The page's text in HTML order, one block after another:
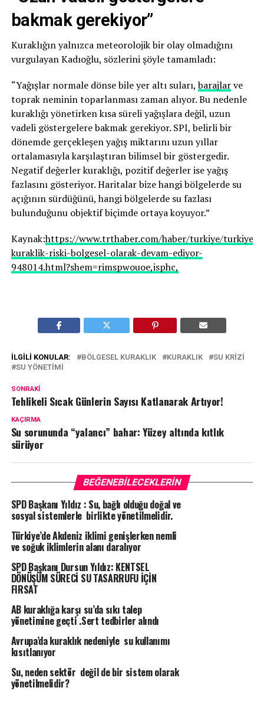
bakmak gerekiyor”
Kuraklığın yalnızca meteorolojik bir olay olmadığını
vurgulayan Kadıoğlu, sözlerini şöyle tamamladı:
“Yağışlar normale dönse bile yer altı suları,barajlarve
toprak neminin toparlanması zaman alıyor. Bu nedenle
kuraklığı yönetirken kısa süreli yağışlara değil, uzun
vadeli göstergelere bakmak gerekiyor. SPI, belirli bir
dönemde gerçekleşen yağış miktarını uzun yıllar
ortalamasıyla karşılaştıran bilimsel bir göstergedir.
Negatif değerler kuraklığı, pozitif değerler ise yağış
fazlasını gösteriyor. Haritalar bize hangi bölgelerde su
açığının sürdüğünü, hangi bölgelerde su fazlası
bulunduğunu objektif biçimde ortaya koyuyor.”
Kaynak:https://www.trthaber.com/haber/turkiye/
kuraklik-riski-bolgesel-olarak-devam-ediyor-
948014.html?shem=rimspwouoe,isphc,
İLGILI KONULAR: BÖLGESEL KURAKLIK KURAKLIK
SU KRIZI
SU YÖNETIMI
SONRAKI
Tehlikeli Sıcak Günlerin Sayısı Katlanarak Artıyor!
KAÇIRMA
Su sorununda “yalancı” bahar: Yüzey altında kıtlık
sürüyor
BEĞENEBILECEKLERIN
SPD Başkanı Yıldız : Su, bağlı olduğu doğal ve
sosyal sistemlerle birlikte yönetilmelidir.
Türkiye’de Akdeniz iklimi genişlerken nemli
ve soğuk iklimlerin alanı daralıyor
SPD Başkanı Dursun Yıldız: KENTSEL
DÖNÜŞÜM SÜRECİ SU TASARRUFU İÇİN
FIRSAT
AB kuraklığa karşı su’da sıkı talep
yönetimine geçti .Sert tedbirler alındı
Avrupa’da kuraklık nedeniyle su kullanımı
kısıtlanıyor
Su, neden sektör değil de bir sistem olarak
yönetilmelidir?